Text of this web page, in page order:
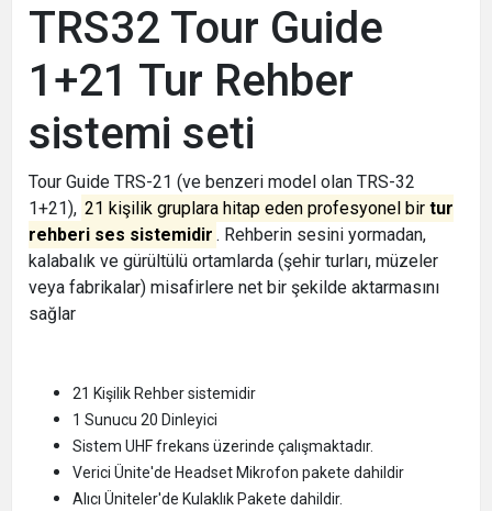
TRS32 Tour Guide
1+21 Tur Rehber
sistemi seti
Tour Guide TRS-21 (ve benzeri model olan TRS-32
1+21), 21 kişilik gruplara hitap eden profesyonel birtur
rehberi ses sistemidir . Rehberin sesini yormadan,
kalabalık ve gürültülü ortamlarda (şehir turları, müzeler
veya fabrikalar) misafirlere net bir şekilde aktarmasını
sağlar
21 Kişilik Rehber sistemidir
1 Sunucu 20 Dinleyici
Sistem UHF frekans üzerinde çalışmaktadır.
Verici Ünite'de Headset Mikrofon pakete dahildir
Alıcı Üniteler'de Kulaklık Pakete dahildir.